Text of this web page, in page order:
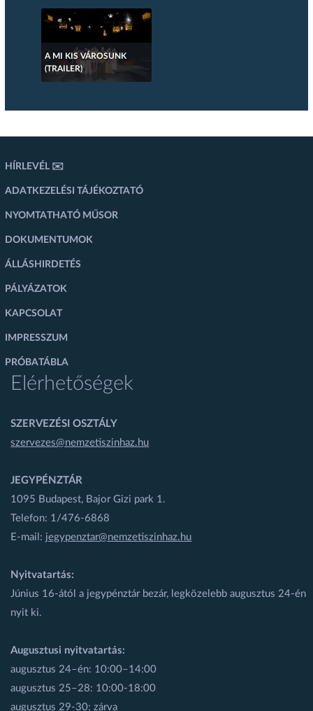
A MI KIS VÁROSUNK
(TRAILER)
HÍRLEVÉL ✉️
ADATKEZELÉSI TÁJÉKOZTATÓ
NYOMTATHATÓ MŰSOR
DOKUMENTUMOK
ÁLLÁSHIRDETÉS
PÁLYÁZATOK
KAPCSOLAT
IMPRESSZUM
PRÓBATÁBLA
Elérhetőségek
SZERVEZÉSI OSZTÁLY
szervezes@nemzetiszinhaz.hu
JEGYPÉNZTÁR
1095 Budapest, Bajor Gizi park 1.
Telefon: 1/476-6868
E-mail: jegypenztar@nemzetiszinhaz.hu
Nyitvatartás:
Június 16-ától a jegypénztár bezár, legközelebb augusztus 24-én
nyit ki.
Augusztusi nyitvatartás:
augusztus 24–én: 10:00–14:00
augusztus 25–28: 10:00-18:00
augusztus 29-30: zárva